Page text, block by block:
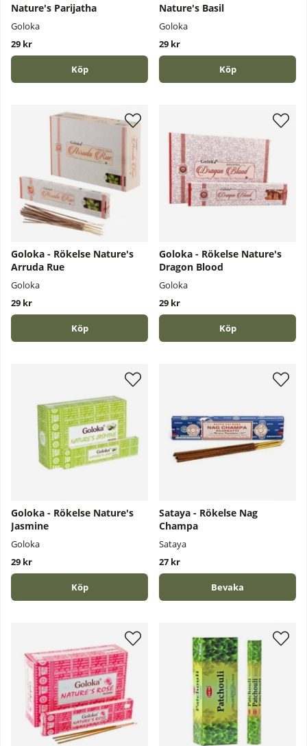
Nature's Parijatha
Goloka
29 kr
Köp
Nature's Basil
Goloka
29 kr
Köp
Goloka - Rökelse Nature's
Arruda Rue
Goloka
29 kr
Köp
Goloka - Rökelse Nature's
Dragon Blood
Goloka
29 kr
Köp
Goloka - Rökelse Nature's
Jasmine
Goloka
29 kr
Köp
Sataya - Rökelse Nag
Champa
Sataya
27 kr
Bevaka